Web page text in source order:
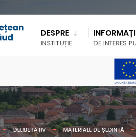
DESPRE
INSTITUȚIE DE INTERES
DELIBERATIV MATERIALE DE ȘEDINȚĂ